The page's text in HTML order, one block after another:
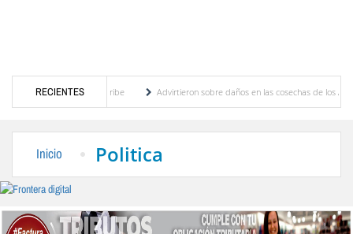
RECIENTES
y del Caribe
Advirtieron sobre daños en las cosechas de los Andes ante
Inicio Politica